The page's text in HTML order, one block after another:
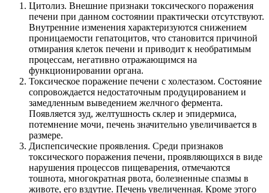
Цитолиз. Внешние признаки токсического поражения
печени при данном состоянии практически отсутствуют.
Внутренние изменения характеризуются снижением
проницаемости гепатоцитов, что становится причиной
отмирания клеток печени и приводит к необратимым
процессам, негативно отражающимся на
функционировании органа.
Токсическое поражение печени с холестазом. Состояние
сопровождается недостаточным продуцированием и
замедленным выведением желчного фермента.
Появляется зуд, желтушность склер и эпидермиса,
потемнение мочи, печень значительно увеличивается в
размере.
Диспепсические проявления. Среди признаков
токсического поражения печени, проявляющихся в виде
нарушения процессов пищеварения, отмечаются
тошнота, многократная рвота, болезненные спазмы в
животе, его вздутие. Печень увеличенная. Кроме этого